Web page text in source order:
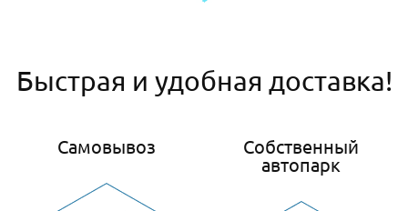
Быстрая и удобная доставка!
Самовывоз
Собственный
автопарк